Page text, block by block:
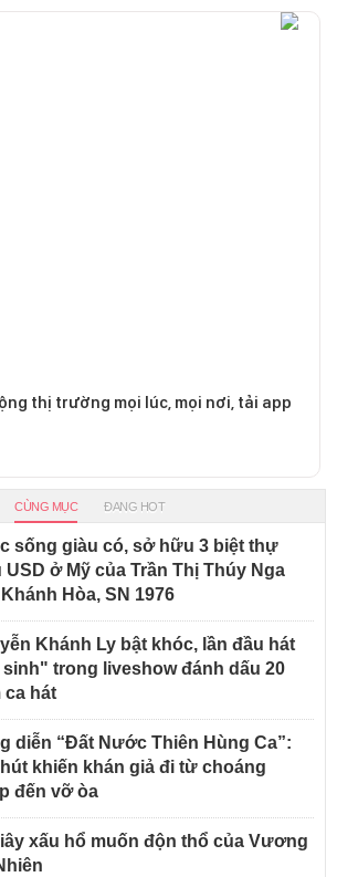
thị trường mọi lúc, mọi nơi, tải app
CÙNG MỤC ĐANG HOT
sống giàu có, sở hữu 3 biệt thự
USD ở Mỹ của Trần Thị Thúy Nga
Hòa, SN 1976
Khánh Ly bật khóc, lần đầu hát
sinh" trong liveshow đánh dấu 20
ca hát
diễn “Đất Nước Thiên Hùng Ca”:
khiến khán giả đi từ choáng
đến vỡ òa
xấu hổ muốn độn thổ của Vương